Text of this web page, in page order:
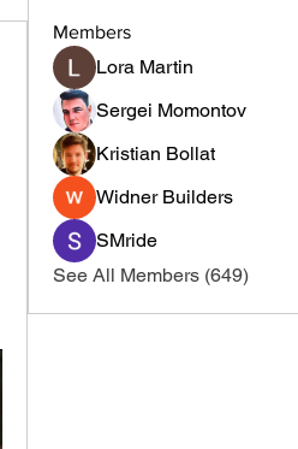
Members
Lora Martin
Sergei Momontov
Kristian Bollat
Widner Builders
SMride
See All Members (649)